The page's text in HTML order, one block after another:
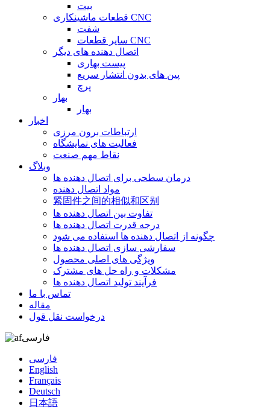
بیت
قطعات ماشینکاری CNC
شفت
سایر قطعات CNC
اتصال دهنده های دیگر
پیست بهاری
پین های بدون انتشار سریع
پرچ
بهار
بهار
اخبار
ارتباطات برون مرزی
فعالیت های نمایشگاه
نقاط مهم صنعت
وبلاگ
درمان سطحی برای اتصال دهنده ها
مواد اتصال دهنده
紧固件之间的相似和区别
تفاوت بین اتصال دهنده ها
درجه قدرت اتصال دهنده ها
چگونه از اتصال دهنده ها استفاده می شود
سفارشی سازی اتصال دهنده ها
ویژگی های اصلی محصول
مشکلات و راه حل های مشترک
فرآیند تولید اتصال دهنده ها
تماس با ما
مقاله
درخواست نقل قول
فارسی
فارسی
English
Français
Deutsch
日本語